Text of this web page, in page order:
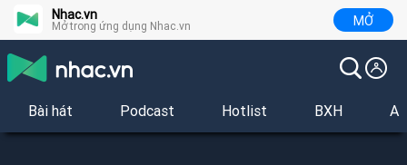
Nhac.vn
Mở trong ứng dụng Nhac.vn MỞ
Bài hát Podcast Hotlist BXH